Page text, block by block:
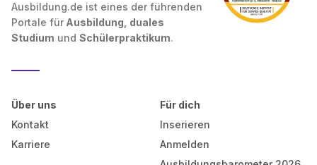
Ausbildung.de ist eines der führenden
Portale für Ausbildung, duales
Studium und Schülerpraktikum.
Über uns
Kontakt
Karriere
Für dich
Inserieren
Anmelden